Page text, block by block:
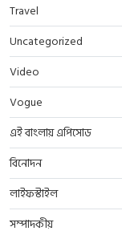
Travel
Uncategorized
Video
Vogue
এই বাংলায় এপিসোড
বিনোদন
লাইফস্টাইল
সম্পাদকীয়